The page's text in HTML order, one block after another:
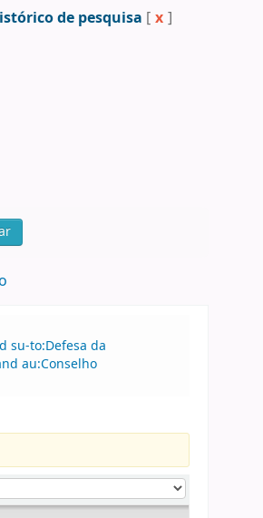
de pesquisa [ x ]
su-to:Defesa da
au:Conselho